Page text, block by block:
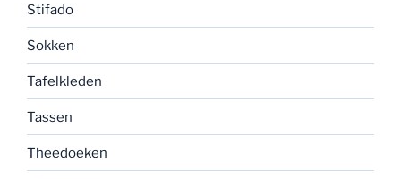
Stifado
Sokken
Tafelkleden
Tassen
Theedoeken